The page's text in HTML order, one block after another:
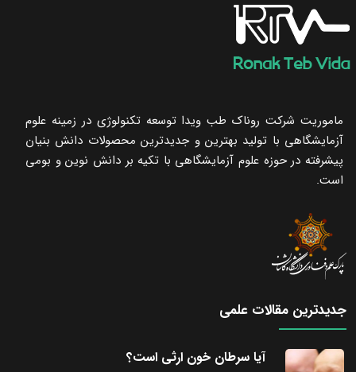
ماموریت شرکت روناک طب ویدا توسعه تکنولوژی در زمینه علوم
آزمایشگاهی با تولید بهترین و جدیدترین محصولات دانش بنیان
پیشرفته در حوزه علوم آزمایشگاهی با تکیه ‌بر دانش نوین و بومی
است.
جدیدترین مقالات علمی
آیا سرطان خون ارثی است؟